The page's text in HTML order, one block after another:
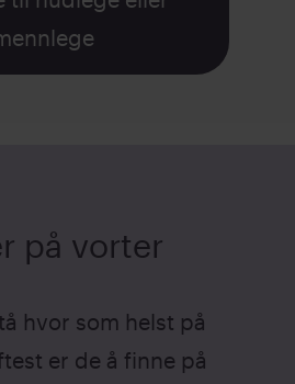
på vorter
hvor som helst på
er de å finne på